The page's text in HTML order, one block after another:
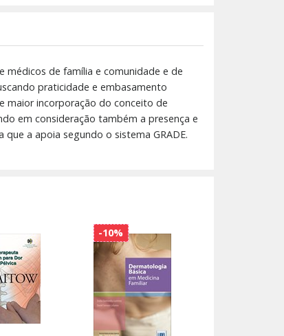
médicos de família e comunidade e de
praticidade e embasamento
maior incorporação do conceito de
em consideração também a presença e
a apoia segundo o sistema GRADE.
-10%